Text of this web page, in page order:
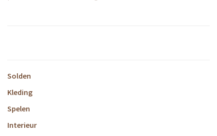
Solden
Kleding
Spelen
Interieur